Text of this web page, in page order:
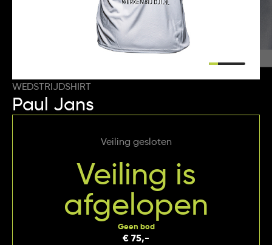
WEDSTRIJDSHIRT
Paul Jans
Veiling gesloten
Veiling is
afgelopen
Geen bod
€ 75,-